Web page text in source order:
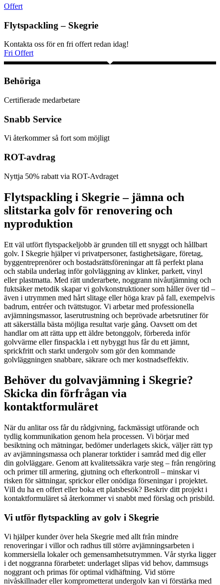
Offert
Flytspackling – Skegrie
Kontakta oss för en fri offert redan idag!
Fri Offert
Behöriga
Certifierade medarbetare
Snabb Service
Vi återkommer så fort som möjligt
ROT-avdrag
Nyttja 50% rabatt via ROT-Avdraget
Flytspackling i Skegrie – jämna och
slitstarka golv för renovering och
nyproduktion
Ett väl utfört flytspackeljobb är grunden till ett snyggt och hållbart
golv. I Skegrie hjälper vi privatpersoner, fastighetsägare, företag,
byggentreprenörer och bostadsrättsföreningar att få perfekt plana
och stabila underlag inför golvläggning av klinker, parkett, vinyl
eller plastmatta. Med rätt underarbete, noggrann nivåutjämning och
fuktsäker metodik skapar vi golvkonstruktioner som håller över tid –
även i utrymmen med hårt slitage eller höga krav på fall, exempelvis
badrum, entréer och tvättstugor. Vi arbetar med professionella
avjämningsmassor, laserutrustning och beprövade arbetsrutiner för
att säkerställa bästa möjliga resultat varje gång. Oavsett om det
handlar om att rätta upp ett äldre betonggolv, förbereda inför
golvvärme eller finspackla i ett nybyggt hus får du ett jämnt,
sprickfritt och starkt undergolv som gör den kommande
golvläggningen snabbare, säkrare och mer kostnadseffektiv.
Behöver du golvavjämning i Skegrie?
Skicka din förfrågan via
kontaktformuläret
När du anlitar oss får du rådgivning, fackmässigt utförande och
tydlig kommunikation genom hela processen. Vi börjar med
besiktning och mätningar, bedömer underlagets skick, väljer rätt typ
av avjämningsmassa och planerar torktider i samråd med dig eller
din golvläggare. Genom att kvalitetssäkra varje steg – från rengöring
och primer till armering, gjutning och efterkontroll – minskar vi
risken för sättningar, sprickor eller onödiga förseningar i projektet.
Vill du ha en offert eller boka ett platsbesök? Beskriv ditt projekt i
kontaktformuläret så återkommer vi snabbt med förslag och prisbild.
Vi utför flytspackling av golv i Skegrie
Vi hjälper kunder över hela Skegrie med allt från mindre
renoveringar i villor och radhus till större avjämningsarbeten i
kommersiella lokaler och gemensamhetsutrymmen. Vår styrka ligger
i det noggranna förarbetet: underlaget slipas vid behov, dammsugs
noggrant och primas för optimal vidhäftning. Vid större
nivåskillnader eller komprometterat undergolv kan vi förstärka med